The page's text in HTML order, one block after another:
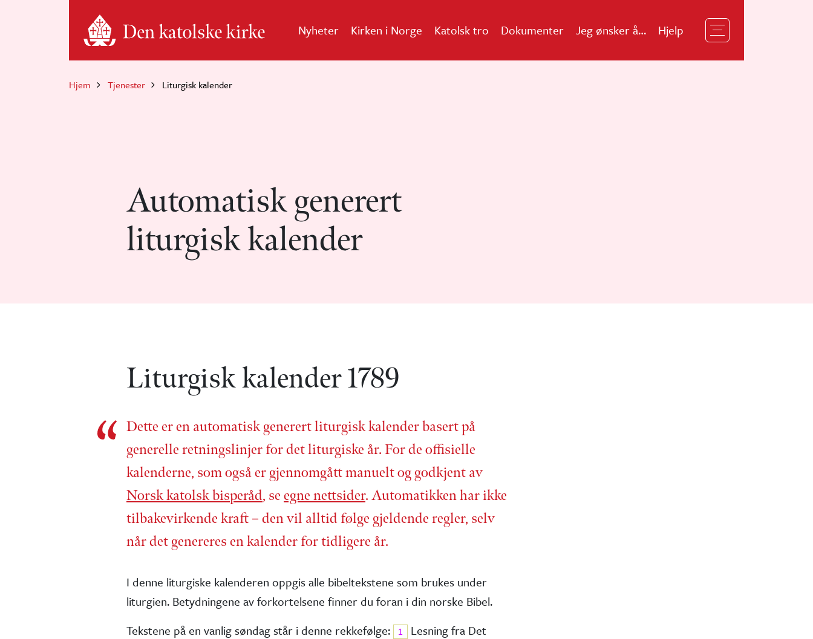
Nyheter Kirken i Norge Katolsk tro Dokumenter Jeg ønsker å… Hjelp
Hjem Tjenester Liturgisk kalender
Automatisk generert
liturgisk kalender
Liturgisk kalender 1789
Dette er en automatisk generert liturgisk kalender basert på
generelle retnings­linjer for det liturgiske år. For de offisielle
kalenderne, som også er gjennom­gått manuelt og godkjent av
Norsk katolsk bisperåd, se egne nettsider. Automatikken har ikke
tilbake­virkende kraft – den vil alltid følge gjeldende regler, selv
når det genereres en kalender for tidligere år.
I denne liturgiske kalenderen oppgis alle bibel­tekstene som brukes under
liturgien. Betydningene av forkortelsene finner du foran i din norske Bibel.
Tekstene på en vanlig søndag står i denne rekkefølge:
1
Lesning fra Det